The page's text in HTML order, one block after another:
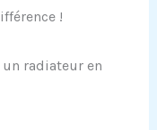
!
radiateur en